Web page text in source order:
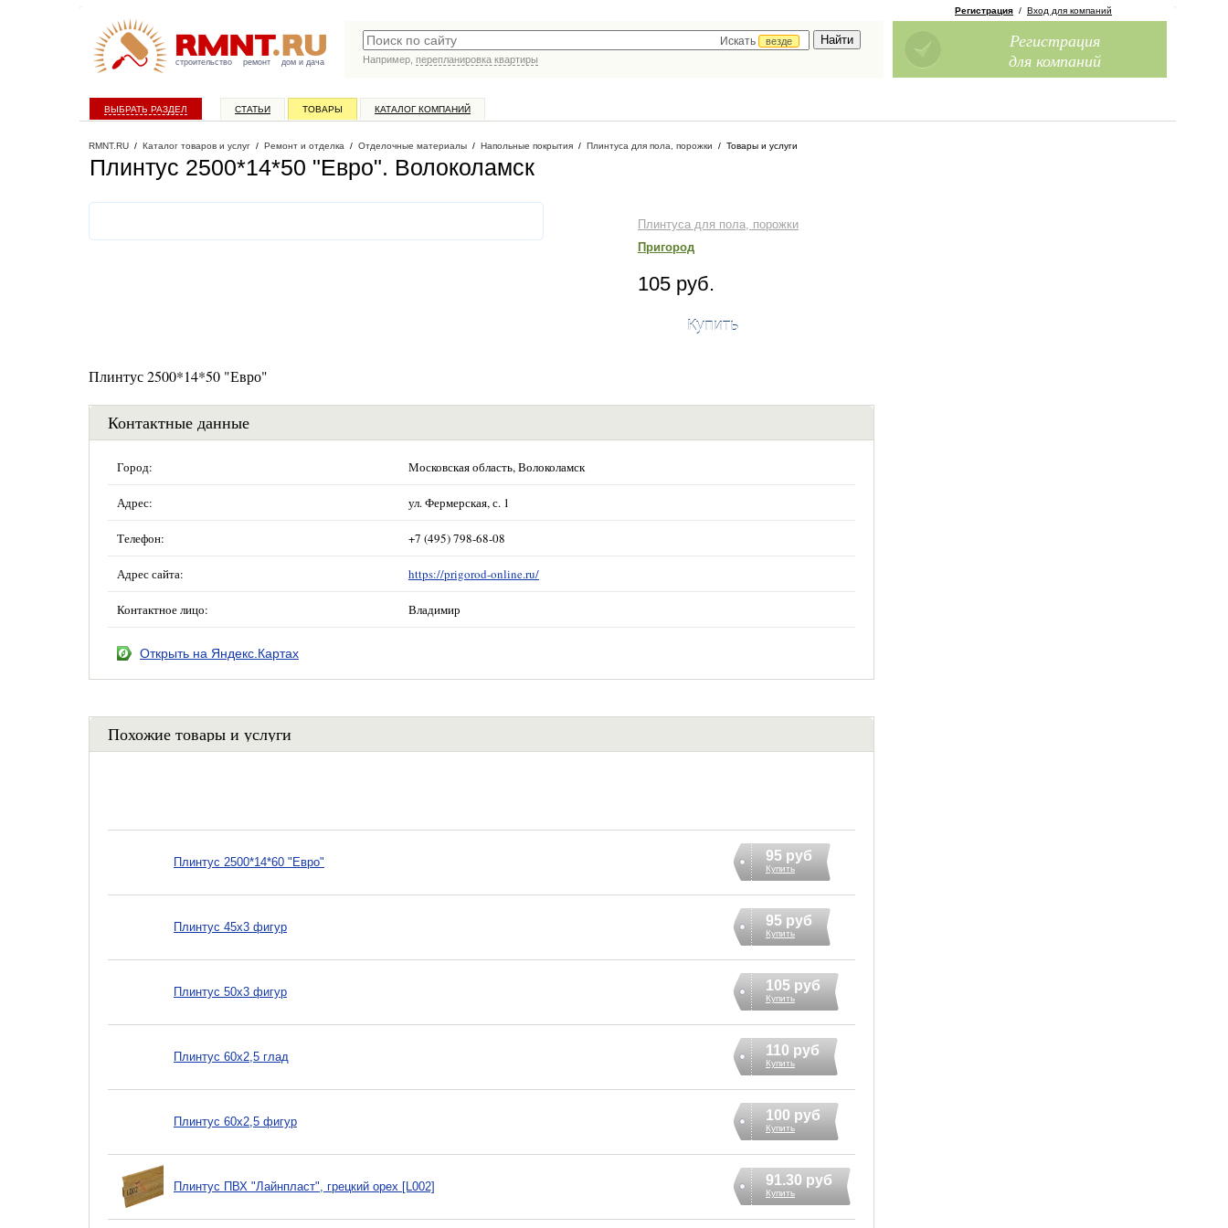
строительство ремонт дом и дача
Искать
везде
Например, перепланировка квартиры
Регистрация / Вход для компаний
Регистрация
для компаний
ВЫБРАТЬ РАЗДЕЛ СТАТЬИ ТОВАРЫ КАТАЛОГ КОМПАНИЙ
RMNT.RU / Каталог товаров и услуг / Ремонт и отделка / Отделочные материалы / Напольные покрытия / Плинтуса для пола, порожки / Товары и услуги
Плинтус 2500*14*50 "Евро". Волоколамск
Плинтуса для пола, порожки
Пригород
105 руб.
Купить
Плинтус 2500*14*50 "Евро"
Контактные данные
Город: Московская область, Волоколамск
Адрес: ул. Фермерская, с. 1
Телефон: +7 (495) 798-68-08
Адрес сайта: https://prigorod-online.ru/
Контактное лицо: Владимир
Открыть на Яндекс.Картах
Похожие товары и услуги
Плинтус 2500*14*60 "Евро" 95 руб
Купить
Плинтус 45х3 фигур 95 руб
Купить
Плинтус 50х3 фигур 105 руб
Купить
Плинтус 60х2,5 глад 110 руб
Купить
Плинтус 60х2,5 фигур 100 руб
Купить
Плинтус ПВХ "Лайнпласт", грецкий орех [L002] 91.30 руб
Купить